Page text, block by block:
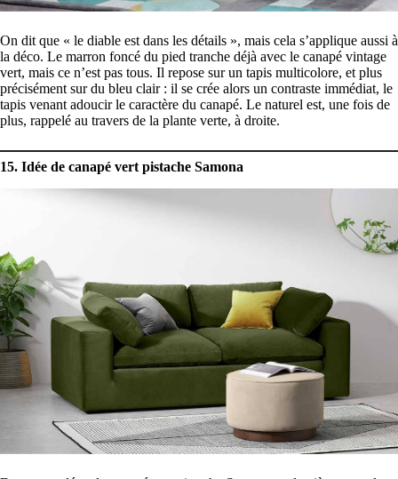
On dit que « le diable est dans les détails », mais cela s’applique aussi à
la déco. Le marron foncé du pied tranche déjà avec le canapé vintage
vert, mais ce n’est pas tous. Il repose sur un tapis multicolore, et plus
précisément sur du bleu clair : il se crée alors un contraste immédiat, le
tapis venant adoucir le caractère du canapé. Le naturel est, une fois de
plus, rappelé au travers de la plante verte, à droite.
15. Idée de canapé vert pistache Samona